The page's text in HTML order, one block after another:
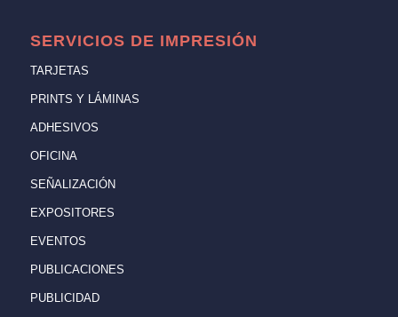
SERVICIOS DE IMPRESIÓN
TARJETAS
PRINTS Y LÁMINAS
ADHESIVOS
OFICINA
SEÑALIZACIÓN
EXPOSITORES
EVENTOS
PUBLICACIONES
PUBLICIDAD